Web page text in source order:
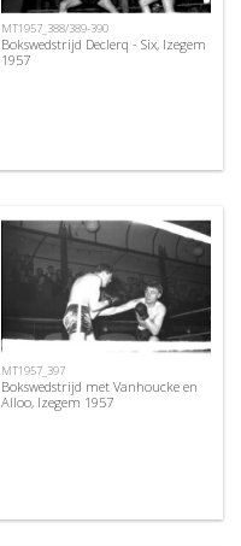
MT1957_388/389-390
Bokswedstrijd Declerq - Six, Izegem
1957
MT1957_397
Bokswedstrijd met Vanhoucke en
Alloo, Izegem 1957